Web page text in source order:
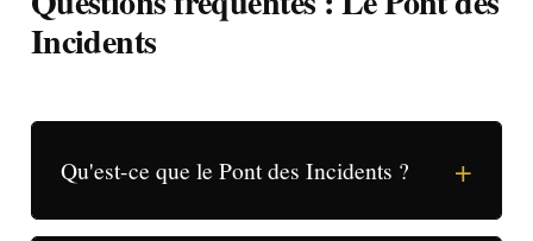
Incidents
Qu'est-ce que le Pont des Incidents ? +